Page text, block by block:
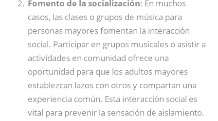
Fomento de la socialización: En muchos
casos, las clases o grupos de música para
personas mayores fomentan la interacción
social. Participar en grupos musicales o asistir a
actividades en comunidad ofrece una
oportunidad para que los adultos mayores
establezcan lazos con otros y compartan una
experiencia común. Esta interacción social es
vital para prevenir la sensación de aislamiento.